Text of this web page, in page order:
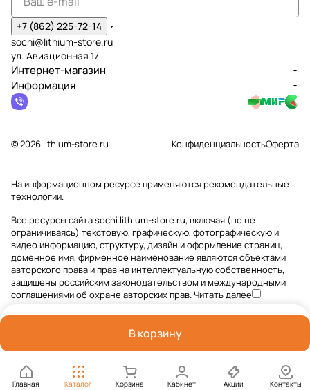
В корзину
Главная Каталог Корзина Кабинет Акции Контакты
+7 (862) 225-72-14
sochi@lithium-store.ru
ул. Авиационная 17
Интернет-магазин
Информация
© 2026 lithium-store.ru КонфиденциальностьОферта
На информационном ресурсе применяютсярекомендательные
технологии.
Все ресурсы сайта sochi.lithium-store.ru, включая (но не
ограничиваясь) текстовую, графическую, фотографическую и
видео информацию, структуру, дизайн и оформление страниц,
доменное имя, фирменное наименование являются объектами
авторского права и прав на интеллектуальную собственность,
защищены российским законодательством и международными
соглашениями об охране авторских прав.Читать далее